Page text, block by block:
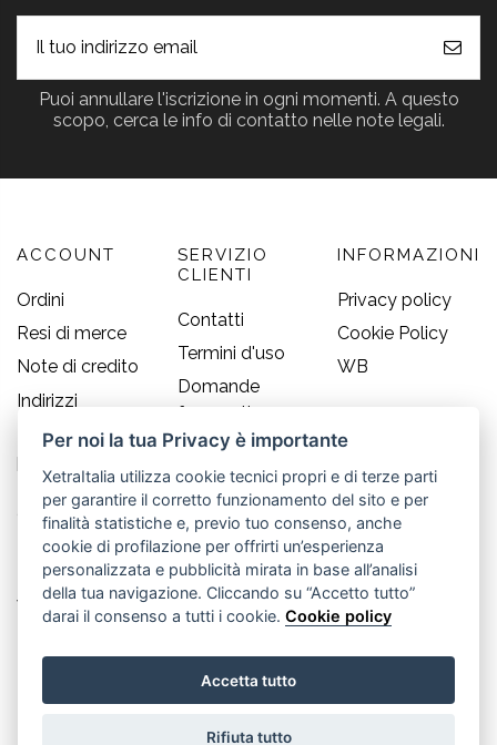
Puoi annullare l'iscrizione in ogni momenti. A questo
scopo, cerca le info di contatto nelle note legali.
ACCOUNT
Ordini
Resi di merce
Note di credito
Indirizzi
Informazioni
personali
SERVIZIO
CLIENTI
Contatti
Termini d'uso
Domande
frequenti
Guida alle
taglie
INFORMAZIONI
Privacy policy
Cookie Policy
WB
CONTATTI
Old England S.r.l.
Via Guglielmo Marconi, 21
Per noi la tua Privacy è importante
XetraItalia utilizza cookie tecnici propri e di terze parti
per garantire il corretto funzionamento del sito e per
finalità statistiche e, previo tuo consenso, anche
cookie di profilazione per offrirti un’esperienza
personalizzata e pubblicità mirata in base all’analisi
della tua navigazione. Cliccando su “Accetto tutto”
darai il consenso a tutti i cookie.Cookie policy
Accetta tutto
Rifiuta tutto